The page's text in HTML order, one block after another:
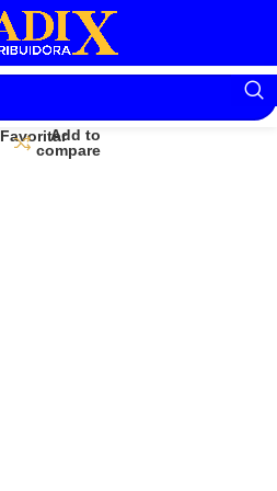
FavoritarAdd to
compare